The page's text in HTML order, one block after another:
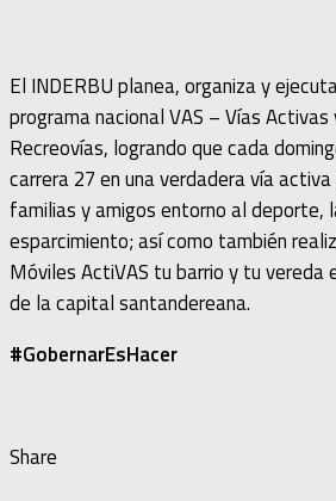
El INDERBU planea, organiza y
programa nacional VAS – Vías Activas
Recreovías, logrando que cada
carrera 27 en una verdadera vía
familias y amigos entorno al deporte,
esparcimiento; así como también
Móviles ActiVAS tu barrio y tu
de la capital santandereana.
#GobernarEsHacer
Share